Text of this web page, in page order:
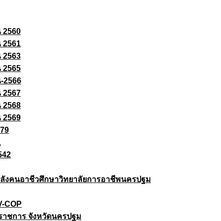
2560
2561
2563
2565
2566
2567
2568
2569
งคนอาชีวศึกษาวิทยาลัยการอาชีพนครปฐม
COP
าชการ จังหวัดนครปฐม